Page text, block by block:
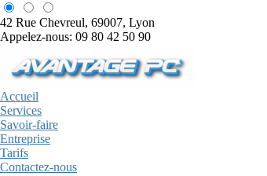
42 Rue Chevreul, 69007, Lyon
Appelez-nous: 09 80 42 50 90
Accueil
Services
Savoir-faire
Entreprise
Tarifs
Contactez-nous